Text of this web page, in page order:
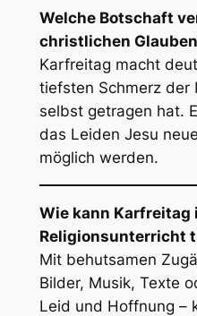
Welche Botschaft
christlichen
Karfreitag macht
tiefsten Schmerz der
selbst getragen hat.
das Leiden Jesu
möglich werden.
Wie kann Karfreitag
Religionsunterricht
Mit behutsamen
Bilder, Musik, Texte
Leid und Hoffnung –